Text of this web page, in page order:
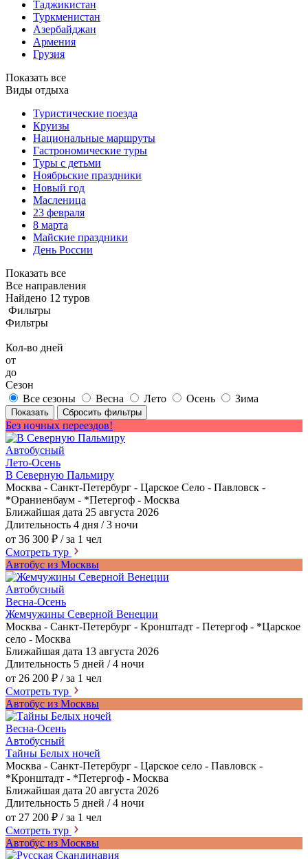
Таджикистан
Туркменистан
Азербайджан
Армения
Грузия
Показать все
Виды отдыха
Туристические поезда
Круизы
Национальные маршруты
Гастрономические туры
Туры с детьми
Ноябрьские праздники
Новый год
Масленица
23 февраля
8 марта
Майские праздники
День России
Показать все
Все направления
Найдено 12 туров
Фильтры
Фильтры
Кол-во дней
от
до
Сезон
Все сезоны
Весна Лето Осень Зима
Показать Сбросить фильтры
Без ночных переездов!
Автобусный
Лето-Осень
В Северную Пальмиру
Москва - Санкт-Петербург - Царское Село - Павловск -
*Ораниенбаум - *Петергоф - Москва
Ближайшая дата 25 августа 2026
Длительность 4 дня / 3 ночи
от 36 300 ₽ / за 1 чел
Смотреть тур
Автобус из Москвы
Автобусный
Весна-Осень
Жемчужины Северной Венеции
Москва - Санкт-Петербург - Кронштадт - Петергоф - *Царское
село - Москва
Ближайшая дата 13 августа 2026
Длительность 5 дней / 4 ночи
от 26 200 ₽ / за 1 чел
Смотреть тур
Автобус из Москвы
Весна-Осень
Автобусный
Тайны Белых ночей
Москва - Санкт-Петербург - Царское село - Павловск -
*Кронштадт - *Петергоф - Москва
Ближайшая дата 20 августа 2026
Длительность 5 дней / 4 ночи
от 27 200 ₽ / за 1 чел
Смотреть тур
Автобус из Москвы